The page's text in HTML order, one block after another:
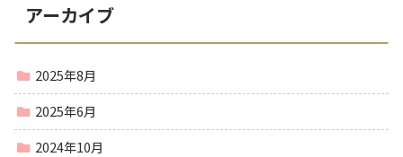
アーカイブ
2025年8月
2025年6月
2024年10月